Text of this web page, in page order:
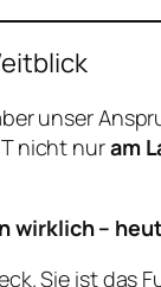
unser
nicht nuram
wirklich –
Sie ist